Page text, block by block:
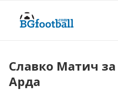
Славко Матич
Арда